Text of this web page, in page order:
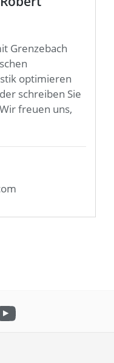
Grenzebach
optimieren
schreiben Sie
freuen uns,